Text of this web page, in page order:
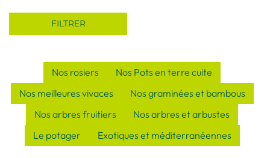
FILTRER
Nos rosiers
Nos Pots en terre cuite
Nos meilleures vivaces
Nos graminées et bambous
Nos arbres fruitiers
Nos arbres et arbustes
Le potager
Exotiques et méditerranéennes